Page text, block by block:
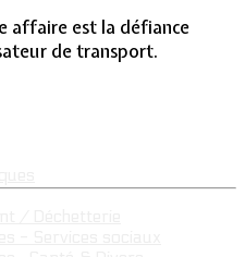
affaire est la défiance
de transport.